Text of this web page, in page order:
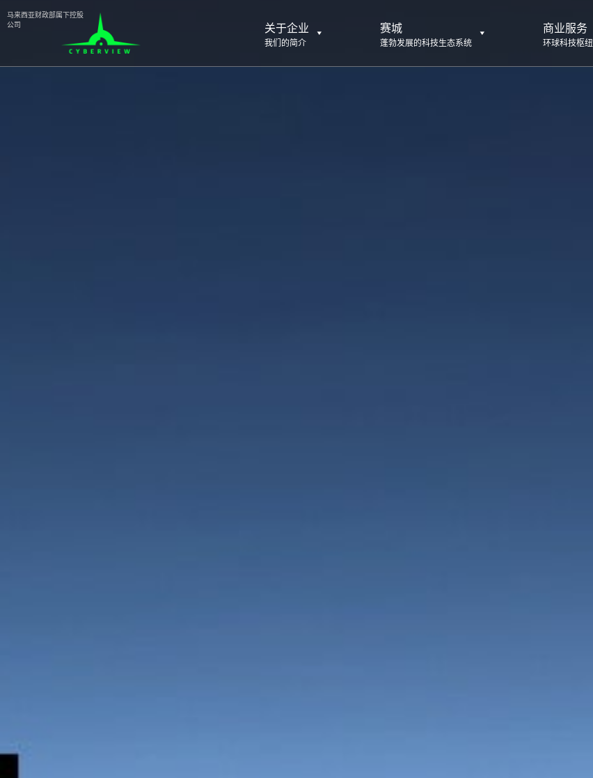
⻢来⻄亚财政部属下控股
公司
关于企业
我们的简介
赛城
蓬勃发展的科技生态系统
商业服务
环球科技枢纽